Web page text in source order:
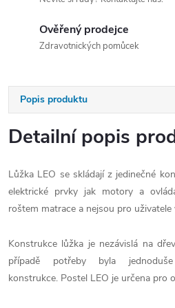
Ověřený prodejce
Zdravotnických pomůcek
Popis produktu
Detailní popis
Lůžka LEO se skládají z jedinečné
elektrické prvky jak motory a
roštem matrace a nejsou pro uživatele
Konstrukce lůžka je nezávislá na
případě potřeby byla
konstrukce. Postel LEO je určena pro